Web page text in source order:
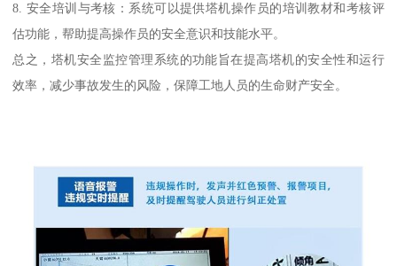
8. 安全培训与考核：系统可以提供塔机操作员的培训教材和考核评
估功能，帮助提高操作员的安全意识和技能水平。
总之，塔机安全监控管理系统的功能旨在提高塔机的安全性和运行
效率，减少事故发生的风险，保障工地人员的生命财产安全。